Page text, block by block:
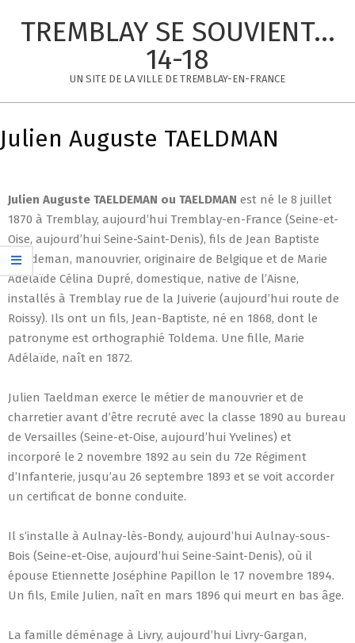
TREMBLAY SE SOUVIENT...
14-18
UN SITE DE LA VILLE DE TREMBLAY-EN-FRANCE
Navigation
Menu
Julien Auguste TAELDMAN
Julien Auguste TAELDEMAN ou TAELDMAN est né le 8 juillet
1870 à Tremblay, aujourd’hui Tremblay-en-France (Seine-et-
Oise, aujourd’hui Seine-Saint-Denis), fils de Jean Baptiste
Taeldeman, manouvrier, originaire de Belgique et de Marie
Adélaïde Célina Dupré, domestique, native de l’Aisne,
installés à Tremblay rue de la Juiverie (aujourd’hui route de
Roissy). Ils ont un fils, Jean-Baptiste, né en 1868, dont le
patronyme est orthographié Toldema. Une fille, Marie
Adélaïde, naît en 1872.
Julien Taeldman exerce le métier de manouvrier et de
charretier avant d’être recruté avec la classe 1890 au bureau
de Versailles (Seine-et-Oise, aujourd’hui Yvelines) et
incorporé le 2 novembre 1892 au sein du 72e Régiment
d’Infanterie, jusqu’au 26 septembre 1893 et se voit accorder
un certificat de bonne conduite.
Il s’installe à Aulnay-lès-Bondy, aujourd’hui Aulnay-sous-
Bois (Seine-et-Oise, aujourd’hui Seine-Saint-Denis), où il
épouse Etiennette Joséphine Papillon le 17 novembre 1894.
Un fils, Emile Julien, naît en mars 1896 qui meurt en bas âge.
La famille déménage à Livry, aujourd’hui Livry-Gargan,